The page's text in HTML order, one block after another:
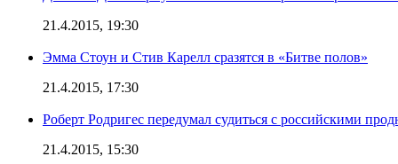
21.4.2015, 19:30
Эмма Стоун и Стив Карелл сразятся в «Битве полов»
21.4.2015, 17:30
Роберт Родригес передумал судиться с российскими
21.4.2015, 15:30